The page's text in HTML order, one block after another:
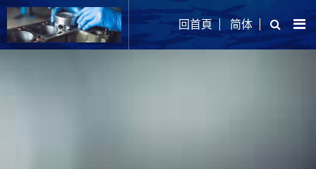
回首頁 简体